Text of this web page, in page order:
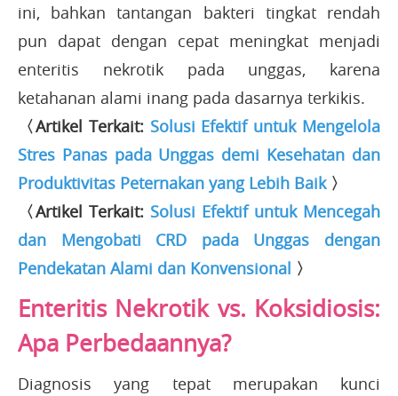
ini, bahkan tantangan bakteri tingkat rendah
pun dapat dengan cepat meningkat menjadi
enteritis nekrotik pada unggas, karena
ketahanan alami inang pada dasarnya terkikis.
〈Artikel Terkait: Solusi Efektif untuk Mengelola
Stres Panas pada Unggas demi Kesehatan dan
Produktivitas Peternakan yang Lebih Baik〉
〈Artikel Terkait: Solusi Efektif untuk Mencegah
dan Mengobati CRD pada Unggas dengan
Pendekatan Alami dan Konvensional 〉
Enteritis Nekrotik vs. Koksidiosis:
Apa Perbedaannya?
Diagnosis yang tepat merupakan kunci